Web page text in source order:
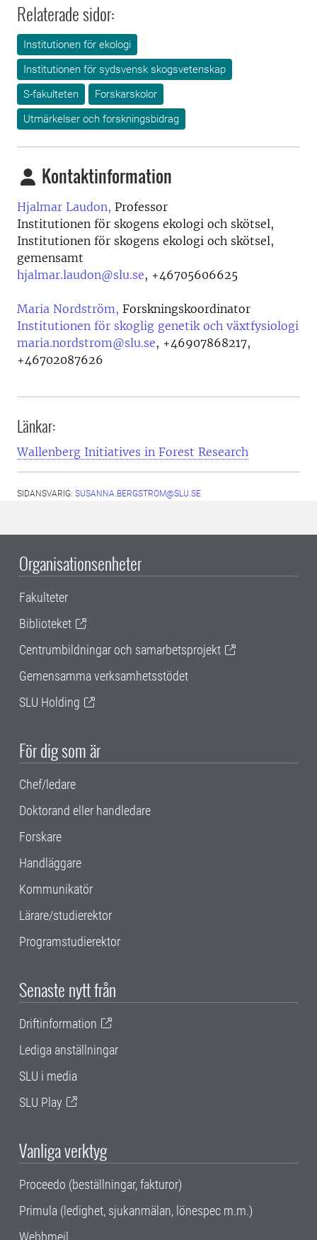
Relaterade sidor:
Institutionen för ekologi
Institutionen för sydsvensk skogsvetenskap
S-fakulteten
Forskarskolor
Utmärkelser och forskningsbidrag
Kontaktinformation
Hjalmar Laudon, Professor
Institutionen för skogens ekologi och skötsel,
Institutionen för skogens ekologi och skötsel,
gemensamt
hjalmar.laudon@slu.se, +46705606625
Maria Nordström, Forskningskoordinator
Institutionen för skoglig genetik och växtfysiologi
maria.nordstrom@slu.se, +46907868217,
+46702087626
Länkar:
Wallenberg Initiatives in Forest Research
SIDANSVARIG: SUSANNA.BERGSTROM@SLU.SE
Organisationsenheter
Fakulteter
Biblioteket
Centrumbildningar och samarbetsprojekt
Gemensamma verksamhetsstödet
SLU Holding
För dig som är
Chef/ledare
Doktorand eller handledare
Forskare
Handläggare
Kommunikatör
Lärare/studierektor
Programstudierektor
Senaste nytt från
Driftinformation
Lediga anställningar
SLU i media
SLU Play
Vanliga verktyg
Proceedo (beställningar, fakturor)
Primula (ledighet, sjukanmälan, lönespec m.m.)
Webbmejl